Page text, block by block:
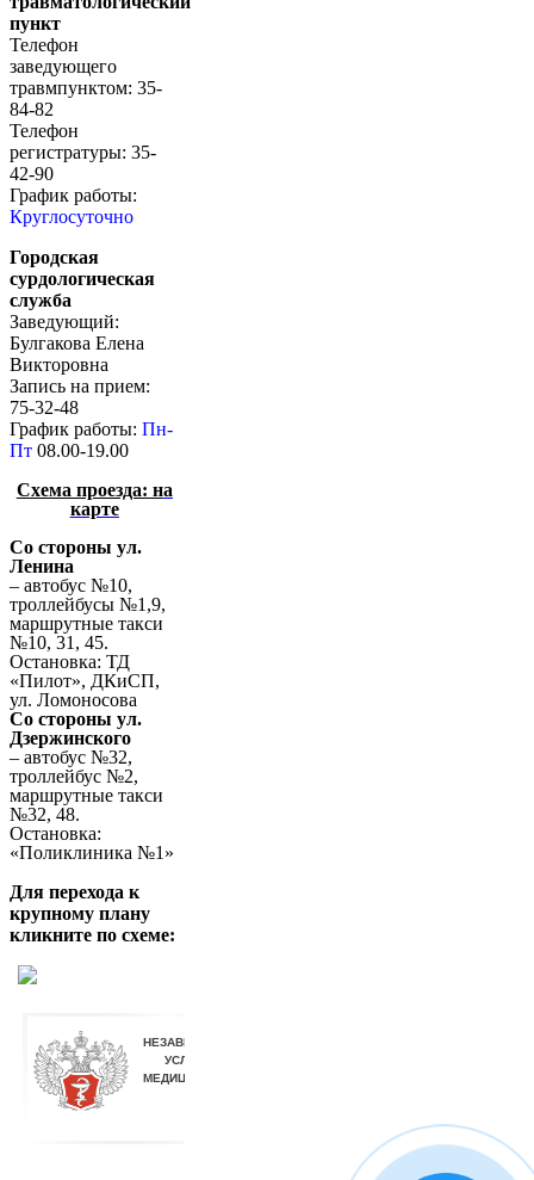
пункт
Телефон
заведующего
травмпунктом: 35-
84-82
Телефон
регистратуры: 35-
42-90
График работы:
Круглосуточно
Городская
сурдологическая
служба
Заведующий:
Булгакова Елена
Викторовна
Запись на прием:
75-32-48
График работы: Пн-
Пт 08.00-19.00
Схема проезда: на
карте
Со стороны ул.
Ленина
– автобус №10,
троллейбусы №1,9,
маршрутные такси
№10, 31, 45.
Остановка: ТД
«Пилот», ДКиСП,
ул. Ломоносова
Со стороны ул.
Дзержинского
– автобус №32,
троллейбус №2,
маршрутные такси
№32, 48.
Остановка:
«Поликлиника №1»
Для перехода к
крупному плану
кликните по схеме: